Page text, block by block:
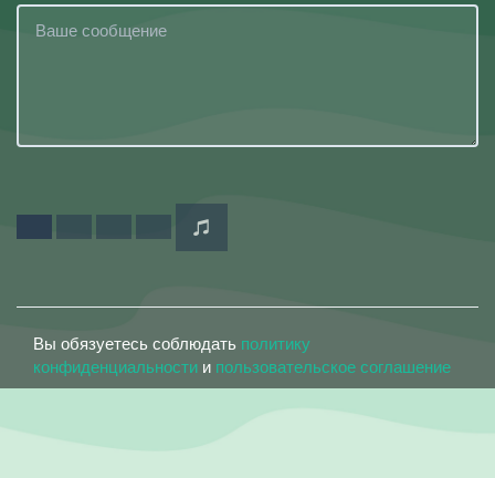
Вы обязуетесь соблюдать политику
конфиденциальности и пользовательское соглашение